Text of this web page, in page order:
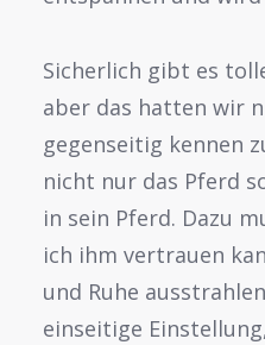
Sicherlich gibt es
aber das hatten wir
gegenseitig kennen
nicht nur das Pferd
in sein Pferd. Dazu
ich ihm vertrauen
und Ruhe
einseitige